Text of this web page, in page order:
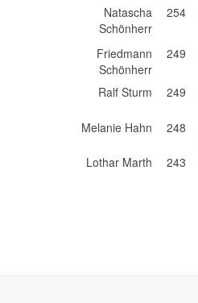
Natascha
Schönherr
254
Friedmann
Schönherr
249
Ralf Sturm
249
Melanie Hahn
248
Lothar Marth
243